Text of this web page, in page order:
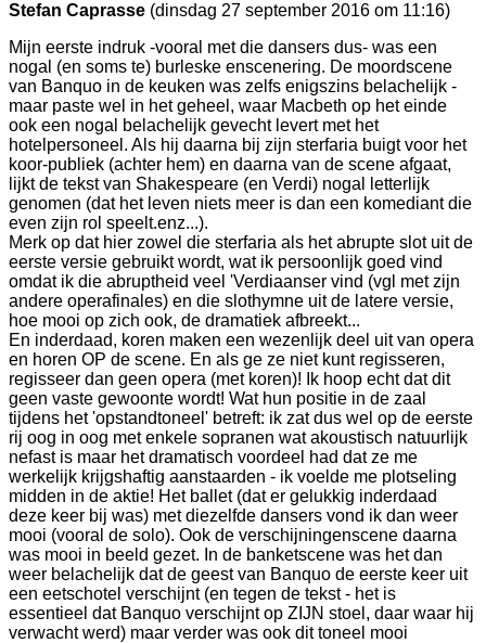
Stefan Caprasse (dinsdag 27 september 2016 om 11:16)
Mijn eerste indruk -vooral met die dansers dus- was een
nogal (en soms te) burleske enscenering. De moordscene
van Banquo in de keuken was zelfs enigszins belachelijk -
maar paste wel in het geheel, waar Macbeth op het einde
ook een nogal belachelijk gevecht levert met het
hotelpersoneel. Als hij daarna bij zijn sterfaria buigt voor het
koor-publiek (achter hem) en daarna van de scene afgaat,
lijkt de tekst van Shakespeare (en Verdi) nogal letterlijk
genomen (dat het leven niets meer is dan een komediant die
even zijn rol speelt.enz...).
Merk op dat hier zowel die sterfaria als het abrupte slot uit de
eerste versie gebruikt wordt, wat ik persoonlijk goed vind
omdat ik die abruptheid veel 'Verdiaanser vind (vgl met zijn
andere operafinales) en die slothymne uit de latere versie,
hoe mooi op zich ook, de dramatiek afbreekt...
En inderdaad, koren maken een wezenlijk deel uit van opera
en horen OP de scene. En als ge ze niet kunt regisseren,
regisseer dan geen opera (met koren)! Ik hoop echt dat dit
geen vaste gewoonte wordt! Wat hun positie in de zaal
tijdens het 'opstandtoneel' betreft: ik zat dus wel op de eerste
rij oog in oog met enkele sopranen wat akoustisch natuurlijk
nefast is maar het dramatisch voordeel had dat ze me
werkelijk krijgshaftig aanstaarden - ik voelde me plotseling
midden in de aktie! Het ballet (dat er gelukkig inderdaad
deze keer bij was) met diezelfde dansers vond ik dan weer
mooi (vooral de solo). Ook de verschijningenscene daarna
was mooi in beeld gezet. In de banketscene was het dan
weer belachelijk dat de geest van Banquo de eerste keer uit
een eetschotel verschijnt (en tegen de tekst - het is
essentieel dat Banquo verschijnt op ZIJN stoel, daar waar hij
verwacht werd) maar verder was ook dit toneel mooi